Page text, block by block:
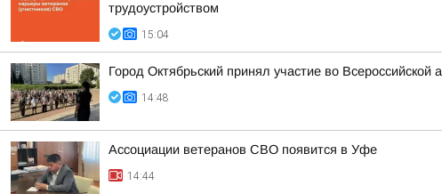
трудоустройством
15:04
Город Октябрьский принял участие во Всероссийской
14:48
Ассоциации ветеранов СВО появится в Уфе
14:44